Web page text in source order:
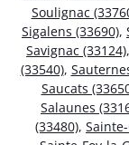
Soulignac
Sigalens (33690),
Savignac (33124),
(33540),
Saucats
Salaunes
(33480),